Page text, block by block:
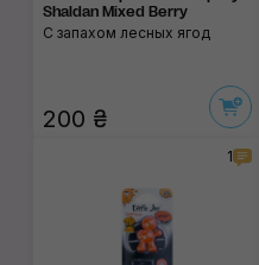
Shaldan Mixed Berry
С запахом лесных ягод
200 ₴
1